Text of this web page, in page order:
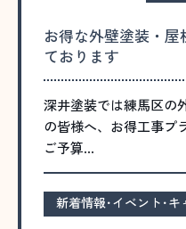
お得な外壁塗装・
ております
深井塗装では練馬区の
の皆様へ、お得工事プ
ご予算…
新着情報･イベント･キ